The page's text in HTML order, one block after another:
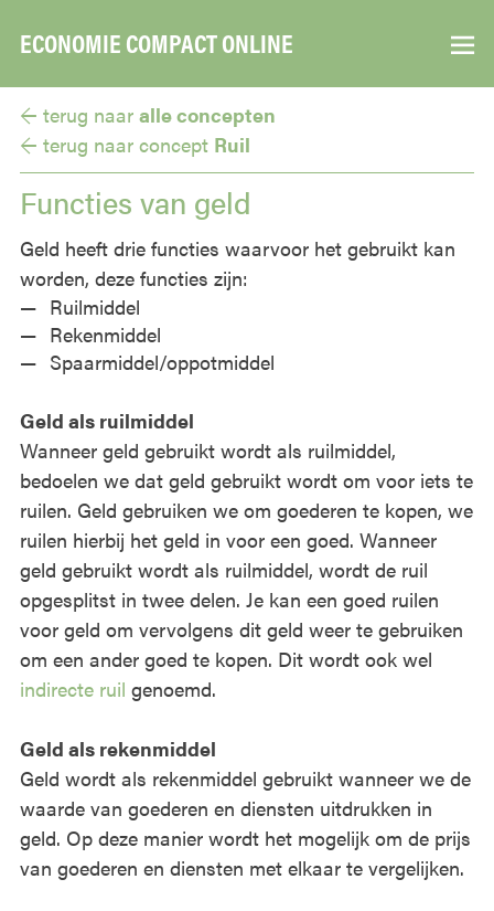
ECONOMIE COMPACT ONLINE ▼
← terug naar alle concepten
← terug naar concept Ruil
Functies van geld
Geld heeft drie functies waarvoor het gebruikt kan
worden, deze functies zijn:
Ruilmiddel
Rekenmiddel
Spaarmiddel/oppotmiddel
Geld als ruilmiddel
Wanneer geld gebruikt wordt als ruilmiddel,
bedoelen we dat geld gebruikt wordt om voor iets te
ruilen. Geld gebruiken we om goederen te kopen, we
ruilen hierbij het geld in voor een goed. Wanneer
geld gebruikt wordt als ruilmiddel, wordt de ruil
opgesplitst in twee delen. Je kan een goed ruilen
voor geld om vervolgens dit geld weer te gebruiken
om een ander goed te kopen. Dit wordt ook wel
indirecte ruil genoemd.
Geld als rekenmiddel
Geld wordt als rekenmiddel gebruikt wanneer we de
waarde van goederen en diensten uitdrukken in
geld. Op deze manier wordt het mogelijk om de prijs
van goederen en diensten met elkaar te vergelijken.